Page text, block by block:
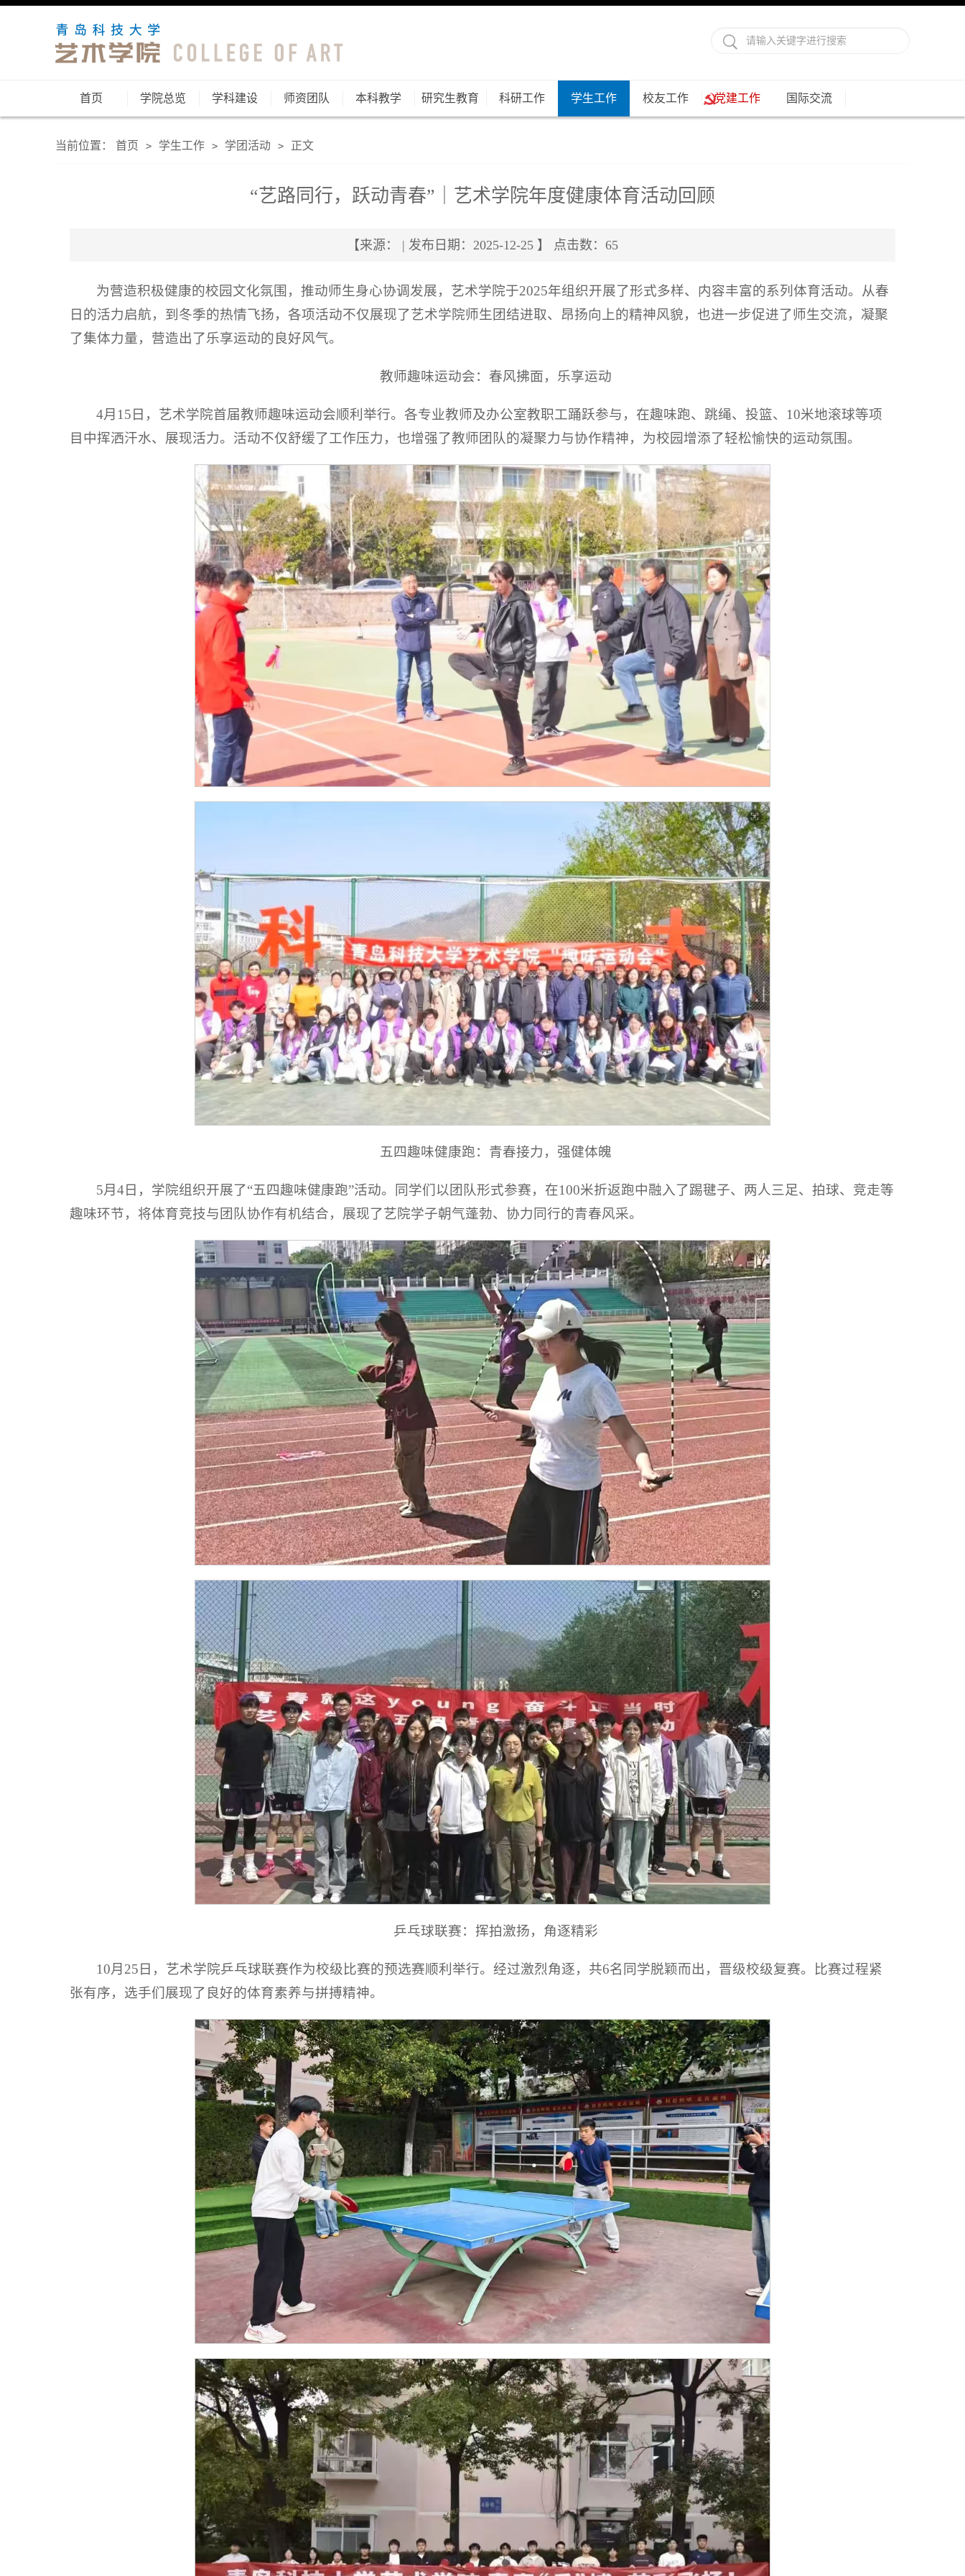
首页 学院总览 学科建设 师资团队 本科教学 研究生教育 科研工作 学生工作 校友工作 党建工作 国际交流
当前位置： 首页 > 学生工作 > 学团活动 > 正文
“艺路同行，跃动青春”｜艺术学院年度健康体育活动回顾
【来源： | 发布日期：2025-12-25 】 点击数： 65
为营造积极健康的校园文化氛围，推动师生身心协调发展，艺术学院于2025年组织开展了形式多样、内容丰富的系列体育活动。从春
日的活力启航，到冬季的热情飞扬，各项活动不仅展现了艺术学院师生团结进取、昂扬向上的精神风貌，也进一步促进了师生交流，凝聚
了集体力量，营造出了乐享运动的良好风气。
教师趣味运动会：春风拂面，乐享运动
4月15日，艺术学院首届教师趣味运动会顺利举行。各专业教师及办公室教职工踊跃参与，在趣味跑、跳绳、投篮、10米地滚球等项
目中挥洒汗水、展现活力。活动不仅舒缓了工作压力，也增强了教师团队的凝聚力与协作精神，为校园增添了轻松愉快的运动氛围。
五四趣味健康跑：青春接力，强健体魄
5月4日，学院组织开展了“五四趣味健康跑”活动。同学们以团队形式参赛，在100米折返跑中融入了踢毽子、两人三足、拍球、竞走等
趣味环节，将体育竞技与团队协作有机结合，展现了艺院学子朝气蓬勃、协力同行的青春风采。
乒乓球联赛：挥拍激扬，角逐精彩
10月25日，艺术学院乒乓球联赛作为校级比赛的预选赛顺利举行。经过激烈角逐，共6名同学脱颖而出，晋级校级复赛。比赛过程紧
张有序，选手们展现了良好的体育素养与拼搏精神。